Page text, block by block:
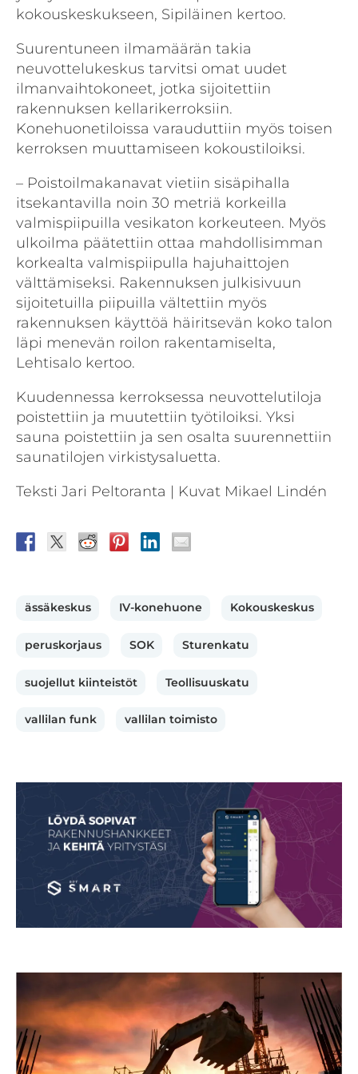
kokouskeskukseen, Sipiläinen kertoo.
Suurentuneen ilmamäärän takia
neuvottelukeskus tarvitsi omat uudet
ilmanvaihto­koneet, jotka sijoitettiin
rakennuksen kellarikerroksiin.
Konehuonetiloissa varauduttiin myös toisen
kerroksen muuttamiseen kokoustiloiksi.
– Poistoilmakanavat vietiin sisäpihalla
itsekantavilla noin 30 metriä korkeilla
valmis­piipuilla vesikaton korkeuteen. Myös
ulkoilma päätettiin ottaa mahdollisimman
korkealta valmispiipulla hajuhaittojen
välttämiseksi. Rakennuksen julkisivuun
sijoitetuilla piipuilla vältettiin myös
rakennuksen käyttöä häiritsevän koko talon
läpi menevän roilon rakentamiselta,
Lehtisalo kertoo.
Kuudennessa kerroksessa neuvottelutiloja
poistettiin ja muutettiin työtiloiksi. Yksi
sauna poistettiin ja sen osalta suurennettiin
saunatilojen virkistysaluetta.
Teksti Jari Peltoranta | Kuvat Mikael Lindén
ässäkeskus IV-konehuone Kokouskeskus
peruskorjaus SOK Sturenkatu
suojellut kiinteistöt Teollisuuskatu
vallilan funk vallilan toimisto